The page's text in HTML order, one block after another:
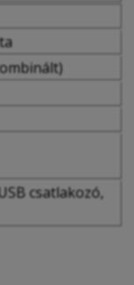
csatlakozó,